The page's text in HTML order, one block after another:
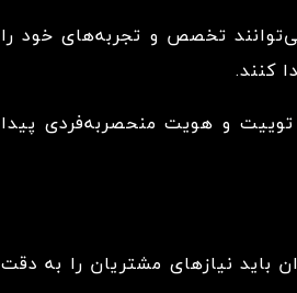
تخصص و تجربه‌های خود را
کنند.
و هویت منحصربه‌فردی پیدا
باید نیازهای مشتریان را به دقت